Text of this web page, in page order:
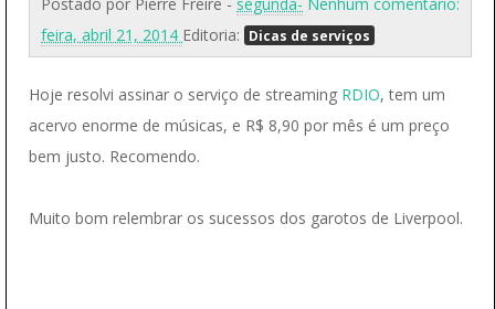
feira, abril 21, 2014 Editoria: Dicas de serviços
Hoje resolvi assinar o serviço de streaming RDIO, tem um
acervo enorme de músicas, e R$ 8,90 por mês é um preço
bem justo. Recomendo.
Muito bom relembrar os sucessos dos garotos de Liverpool.